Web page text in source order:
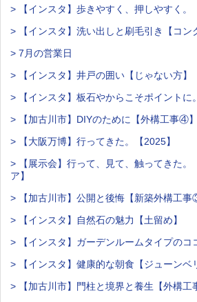
> 【インスタ】歩きやすく、押しやすく。
> 【インスタ】洗い出しと刷毛引き【コン
> 7月の営業日
> 【インスタ】井戸の囲い【じゃない方】
> 【インスタ】板石やからこそポイントに
> 【加古川市】DIYのために【外構工事④】
> 【大阪万博】行ってきた。【2025】
> 【展示会】行って、見て、触ってきた。
ア】
> 【加古川市】公開と後悔【新築外構工事
> 【インスタ】自然石の魅力【土留め】
> 【インスタ】ガーデンルームタイプのコ
> 【インスタ】健康的な朝食【ジューンベ
> 【加古川市】門柱と境界と養生【外構工